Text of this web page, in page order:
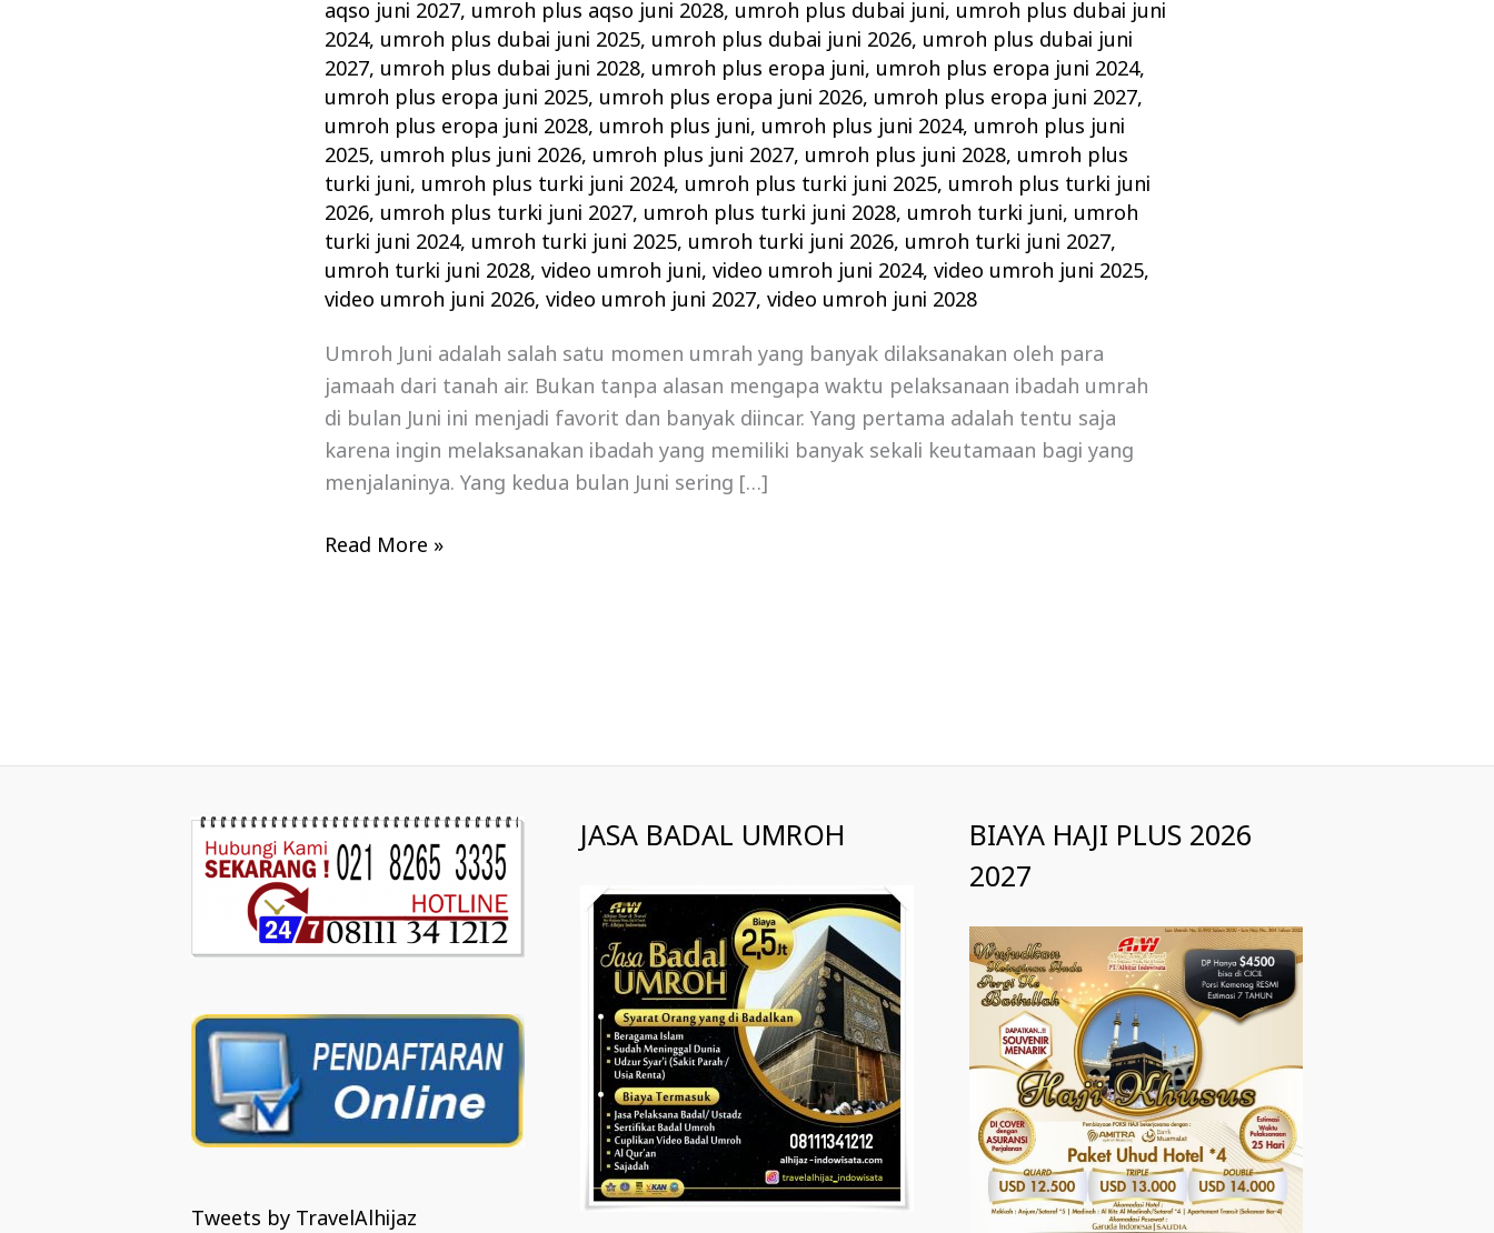
aqso juni 2027, umroh plus aqso juni 2028, umroh plus dubai juni, umroh plus dubai juni
2024, umroh plus dubai juni 2025, umroh plus dubai juni 2026, umroh plus dubai juni
2027, umroh plus dubai juni 2028, umroh plus eropa juni, umroh plus eropa juni 2024,
umroh plus eropa juni 2025, umroh plus eropa juni 2026, umroh plus eropa juni 2027,
umroh plus eropa juni 2028, umroh plus juni, umroh plus juni 2024, umroh plus juni
2025, umroh plus juni 2026, umroh plus juni 2027, umroh plus juni 2028, umroh plus
turki juni, umroh plus turki juni 2024, umroh plus turki juni 2025, umroh plus turki juni
2026, umroh plus turki juni 2027, umroh plus turki juni 2028, umroh turki juni, umroh
turki juni 2024, umroh turki juni 2025, umroh turki juni 2026, umroh turki juni 2027,
umroh turki juni 2028,video umroh juni,video umroh juni 2024,video umroh juni 2025,
video umroh juni 2026,video umroh juni 2027,video umroh juni 2028
Umroh Juni adalah salah satu momen umrah yang banyak dilaksanakan oleh para
jamaah dari tanah air. Bukan tanpa alasan mengapa waktu pelaksanaan ibadah umrah
di bulan Juni ini menjadi favorit dan banyak diincar. Yang pertama adalah tentu saja
karena ingin melaksanakan ibadah yang memiliki banyak sekali keutamaan bagi yang
menjalaninya. Yang kedua bulan Juni sering […]
Read More »
Tweets by TravelAlhijaz
JASA BADAL UMROH
BIAYA HAJI PLUS 2026
2027